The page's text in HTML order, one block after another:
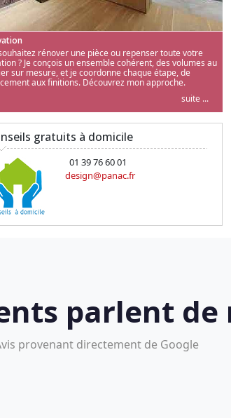
rénover une pièce ou repenser toute votre
? Je conçois un ensemble cohérent, des volumes au
sur mesure, et je coordonne chaque étape, de
aux finitions. Découvrez mon approche.
suite ...
gratuits à domicile
01 39 76 60 01
design@panac.fr
parlent de
provenant directement de Google